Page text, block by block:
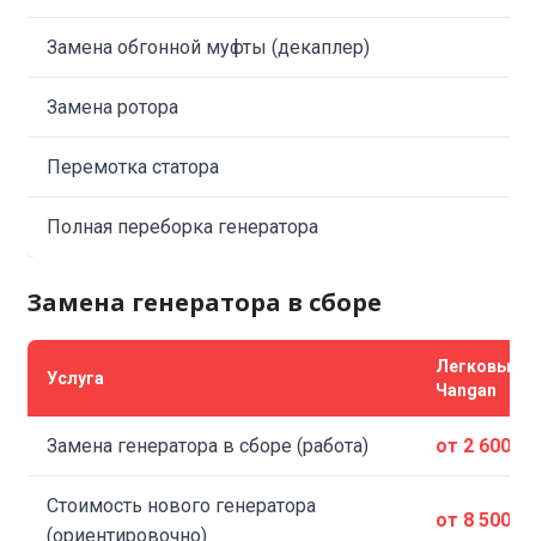
Замена обгонной муфты (декаплер)
Замена ротора
Перемотка статора
Полная переборка генератора
Замена генератора в сборе
Услуга
Легковые
Чangan
Замена генератора в сборе (работа) от 2 600 ₽
Стоимость нового генератора
(ориентировочно)
от 8 500 ₽